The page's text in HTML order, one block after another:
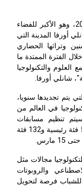
مهرجان تكنوفيست لعام 2026، وهو الأكبر للفضاء
أورفا المدينة التي
وتراثها الحضاري
الممتدة ما
وسيجمع العلوم والتكنولوجيا
شانلي أورفا.
تجديدها سنويا،
في العالم من
وفي 2026، سيتم تنظيم مسابقات
مهرجان تكنوفست للتكنولوجيا في 51 فئة رئيسية و132 فئة
مجالات مثل
والروبوتات
فرصة لتحويل